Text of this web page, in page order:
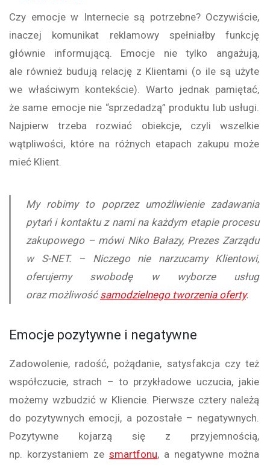
Czy emocje w Internecie są potrzebne? Oczywiście,
inaczej komunikat reklamowy spełniałby funkcję
głównie informującą. Emocje nie tylko angażują,
ale również budują relację z Klientami (o ile są użyte
we właściwym kontekście). Warto jednak pamiętać,
że same emocje nie “sprzedadzą” produktu lub usługi.
Najpierw trzeba rozwiać obiekcje, czyli wszelkie
wątpliwości, które na różnych etapach zakupu może
mieć Klient.
My robimy to poprzez umożliwienie zadawania
pytań i kontaktu z nami na każdym etapie procesu
zakupowego – mówi Niko Bałazy, Prezes Zarządu
w S-NET. – Niczego nie narzucamy Klientowi,
oferujemy swobodę w wyborze usług
oraz możliwość samodzielnego tworzenia oferty.
Emocje pozytywne i negatywne
Zadowolenie, radość, pożądanie, satysfakcja czy też
współczucie, strach – to przykładowe uczucia, jakie
możemy wzbudzić w Kliencie. Pierwsze cztery należą
do pozytywnych emocji, a pozostałe – negatywnych.
Pozytywne kojarzą się z przyjemnością,
np. korzystaniem ze smartfonu, a negatywne można